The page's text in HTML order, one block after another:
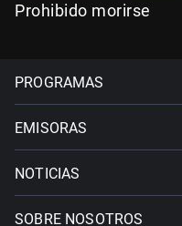
Prohibido morirse
PROGRAMAS
EMISORAS
NOTICIAS
SOBRE NOSOTROS